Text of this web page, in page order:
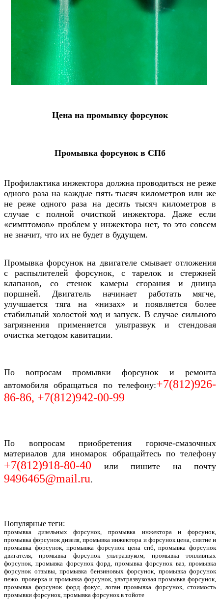
Цена на промывку форсунок
Промывка форсунок в СПб
Профилактика инжектора должна проводиться не реже
одного раза на каждые пять тысяч километров или же
не реже одного раза на десять тысяч километров в
случае с полной очисткой инжектора. Даже если
«симптомов» проблем у инжектора нет, то это совсем
не значит, что их не будет в будущем.
Промывка форсунок на двигателе смывает отложения
с распылителей форсунок, с тарелок и стержней
клапанов, со стенок камеры сгорания и днища
поршней. Двигатель начинает работать мягче,
улучшается тяга на «низах» и появляется более
стабильный холостой ход и запуск. В случае сильного
загрязнения применяется ультразвук и стендовая
очистка методом кавитации.
По вопросам промывки форсунок и ремонта
автомобиля обращаться по телефону:+7(812)926-
86-86, +7(812)942-00-99
По вопросам приобретения горюче-смазочных
материалов для иномарок обращайтесь по телефону
+7(812)918-80-40 или пишите на почту
9496465@mail.ru.
Популярные теги:
промывка дизельных форсунок, промывка инжектора и форсунок,
промывка форсунок дизеля, промывка инжектора и форсунок цена, снятие и
промывка форсунок, промывка форсунок цена спб, промывка форсунок
двигателя, промывка форсунок ультразвуком, промывка топливных
форсунок, промывка форсунок форд, промывка форсунок ваз, промывка
форсунок отзывы, промывка бензиновых форсунок, промывка форсунок
пежо. проверка и промывка форсунок, ультразвуковая промывка форсунок,
промывка форсунок форд фокус, логан промывка форсунок, стоимость
промывки форсунок, промывка форсунок в тойоте